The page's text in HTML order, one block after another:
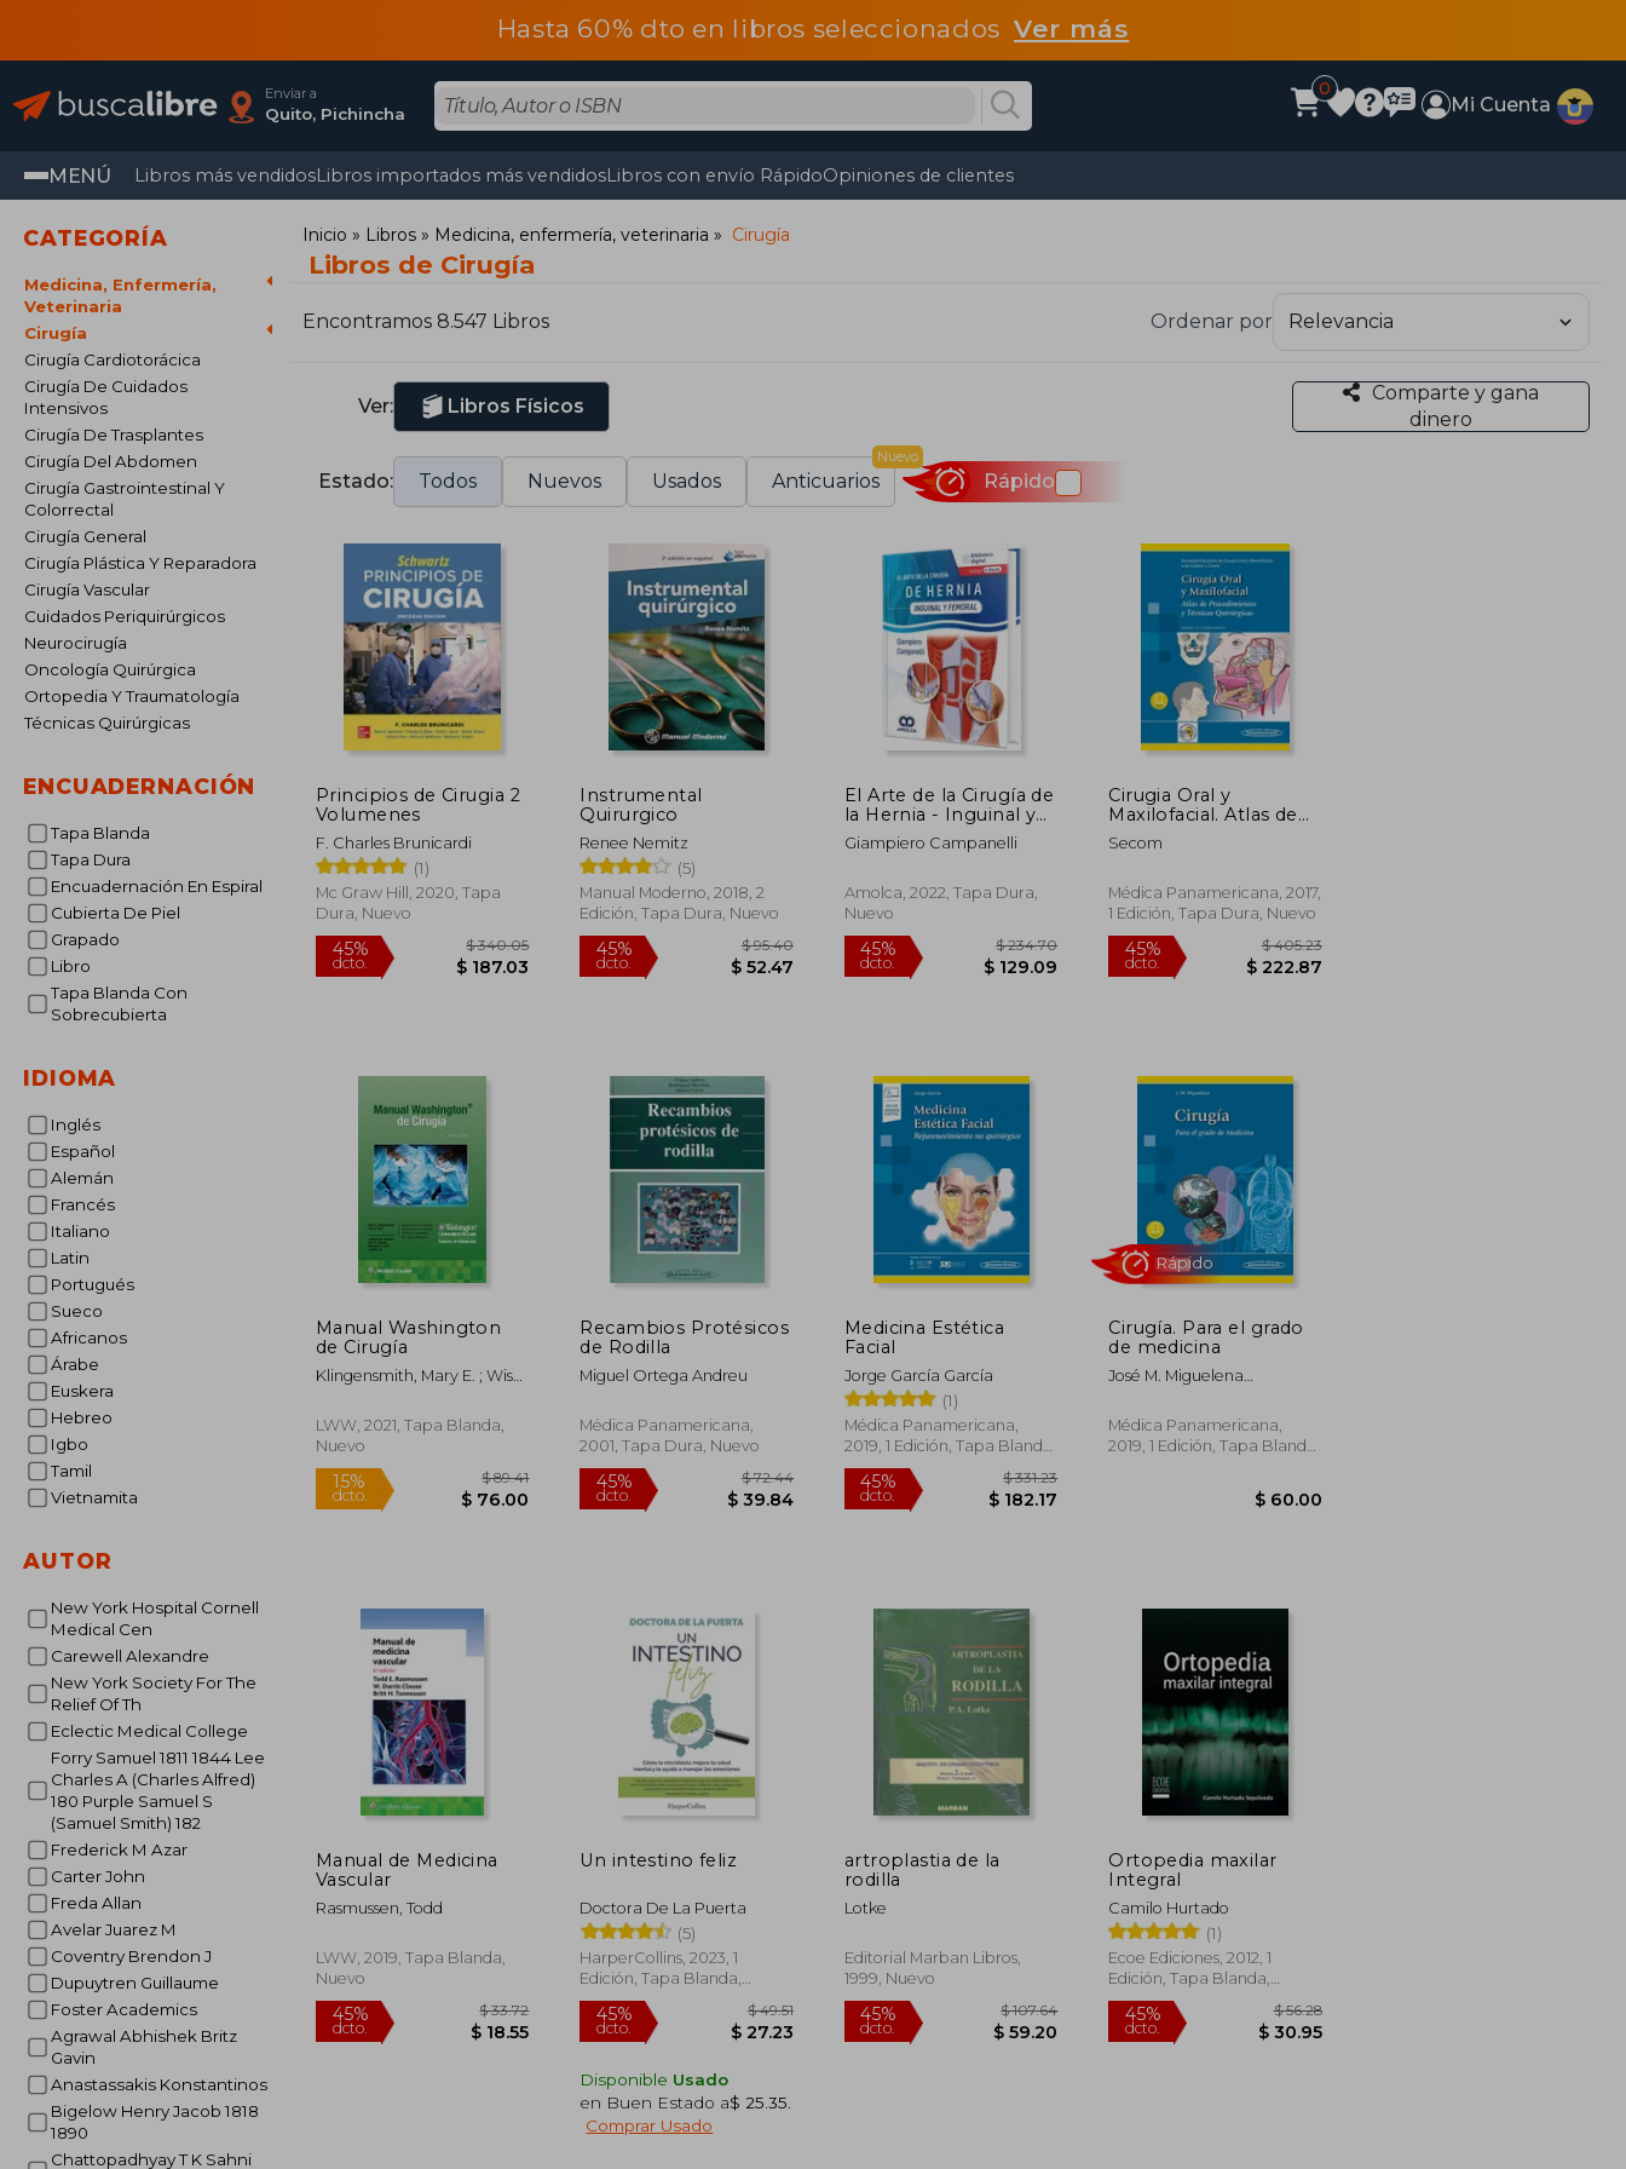
Hasta 60% dto en libros seleccionadosVer más
Enviar a
Quito, Pichincha
0
Mi Cuenta
MENÚ Libros más vendidosLibros importados más vendidosLibros con envío RápidoOpiniones de clientes
CATEGORÍA
Medicina, Enfermería,
Veterinaria
Cirugía
Cirugía Cardiotorácica
Cirugía De Cuidados
Intensivos
Cirugía De Trasplantes
Cirugía Del Abdomen
Cirugía Gastrointestinal Y
Colorrectal
Cirugía General
Cirugía Plástica Y Reparadora
Cirugía Vascular
Cuidados Periquirúrgicos
Neurocirugía
Oncología Quirúrgica
Ortopedia Y Traumatología
Técnicas Quirúrgicas
ENCUADERNACIÓN
Tapa Blanda
Tapa Dura
Encuadernación En Espiral
Cubierta De Piel
Grapado
Libro
Tapa Blanda Con
Sobrecubierta
IDIOMA
Inglés
Español
Alemán
Francés
Italiano
Latin
Portugués
Sueco
Africanos
Árabe
Euskera
Hebreo
Igbo
Tamil
Vietnamita
AUTOR
New York Hospital Cornell
Medical Cen
Carewell Alexandre
New York Society For The
Relief Of Th
Eclectic Medical College
Forry Samuel 1811 1844 Lee
Charles A (Charles Alfred)
180 Purple Samuel S
(Samuel Smith) 182
Frederick M Azar
Carter John
Freda Allan
Avelar Juarez M
Coventry Brendon J
Dupuytren Guillaume
Foster Academics
Agrawal Abhishek Britz
Gavin
Anastassakis Konstantinos
Bigelow Henry Jacob 1818
1890
Chattopadhyay T K Sahni
Inicio Libros Medicina, enfermería, veterinaria Cirugía
Libros de Cirugía
Encontramos 8.547 Libros Ordenar por
Ver: Libros Físicos
Comparte y gana
dinero
Estado: Todos Nuevos Usados Anticuarios
Nuevo
Rápido
Principios de Cirugia 2
Volumenes
F. Charles Brunicardi
(1)
Mc Graw Hill, 2020, Tapa
Dura, Nuevo
Instrumental
Quirurgico
Renee Nemitz
(5)
Manual Moderno, 2018, 2
Edición, Tapa Dura, Nuevo
$ 52.47
El Arte de la Cirugía de
la Hernia - Inguinal y
Femoral. Incluye e-
book
Giampiero Campanelli
Amolca, 2022, Tapa Dura,
Nuevo
$ 129.09
Cirugia Oral y
Maxilofacial. Atlas de
Procedimientos y
Tecnicas Quirurgicas
Secom
Médica Panamericana, 2017,
1 Edición, Tapa Dura, Nuevo
Manual Washington
de Cirugía
Klingensmith, Mary E. ; Wise,
LWW, 2021, Tapa Blanda,
Nuevo
15%
dcto.
Recambios Protésicos
de Rodilla
Miguel Ortega Andreu
Médica Panamericana,
2001, Tapa Dura, Nuevo
45%
dcto.
Medicina Estética
Facial
Jorge García García
(1)
Médica Panamericana,
2019, 1 Edición, Tapa Blanda,
Nuevo
45%
dcto. $ 182.17
Cirugía. Para el grado
de medicina
José M. Miguelena
Miguelena Bobadilla
Médica Panamericana,
2019, 1 Edición, Tapa Blanda,
Manual de Medicina
Vascular
Rasmussen, Todd
LWW, 2019, Tapa Blanda,
Nuevo
Un intestino feliz
Doctora De La Puerta
(5)
HarperCollins, 2023, 1
Edición, Tapa Blanda,
Nuevo
Disponible Usado
en Buen Estado a$ 25.35
Comprar Usado
artroplastia de la
rodilla
Lotke
Editorial Marban Libros,
1999, Nuevo
Ortopedia maxilar
Integral
Camilo Hurtado
(1)
Ecoe Ediciones, 2012, 1
Edición, Tapa Blanda,
Nuevo